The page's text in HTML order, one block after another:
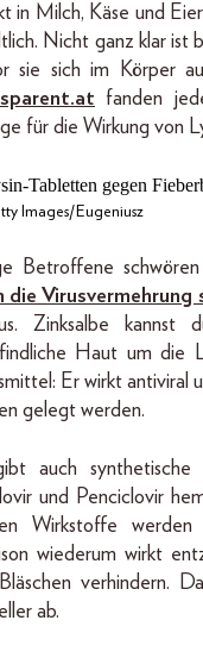
in Milch, Käse und
Nicht ganz klar ist
sie sich im Körper
fanden
für die Wirkung von
Images/Eugeniusz
Betroffene
die Virusvermehrung
Zinksalbe
Haut um die
Er wirkt antiviral
gelegt werden.
auch synthetische
und Penciclovir
Wirkstoffe werden
wiederum wirkt
verhindern.
ab.